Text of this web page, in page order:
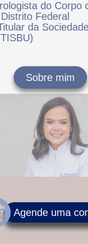
Agende uma